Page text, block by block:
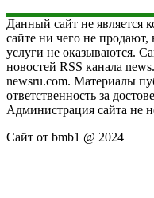
Данный сайт не является
сайте ни чего не
услуги не оказываются.
новостей RSS канала
newsru.com. Материалы
ответственность за
Администрация сайта не
Сайт от bmb1 @ 2024